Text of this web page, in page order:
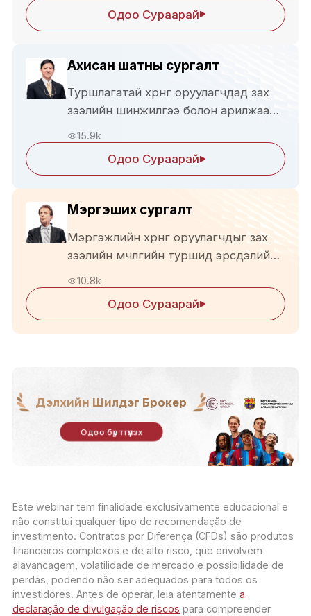
Одоо Сураарай
Ахисан шатны сургалт
Туршлагатай хөрөнгө оруулагчдад зах
зээлийн шинжилгээ болон арилжааны
шийдвэр гаргах ур чадвараа
дээшлүүлэхэд зориулагдсан.
15.9k
Одоо Сураарай
Мэргэших сургалт
Мэргэжлийн хөрөнгө оруулагчдыг зах
зээлийн мөчлөгийн туршид эрсдэлийн
ашиглахад чадавхжуулах.
10.8k
Одоо Сураарай
Дэлхийн Шилдэг Брокер
Одоо бүртгүүлэх
Este webinar tem finalidade exclusivamente educacional e
não constitui qualquer tipo de recomendação de
investimento. Contratos por Diferença (CFDs) são produtos
financeiros complexos e de alto risco, que envolvem
alavancagem, volatilidade de mercado e possibilidade de
perdas, podendo não ser adequados para todos os
investidores. Antes de operar, leia atentamente a
declaração de divulgação de riscos para compreender